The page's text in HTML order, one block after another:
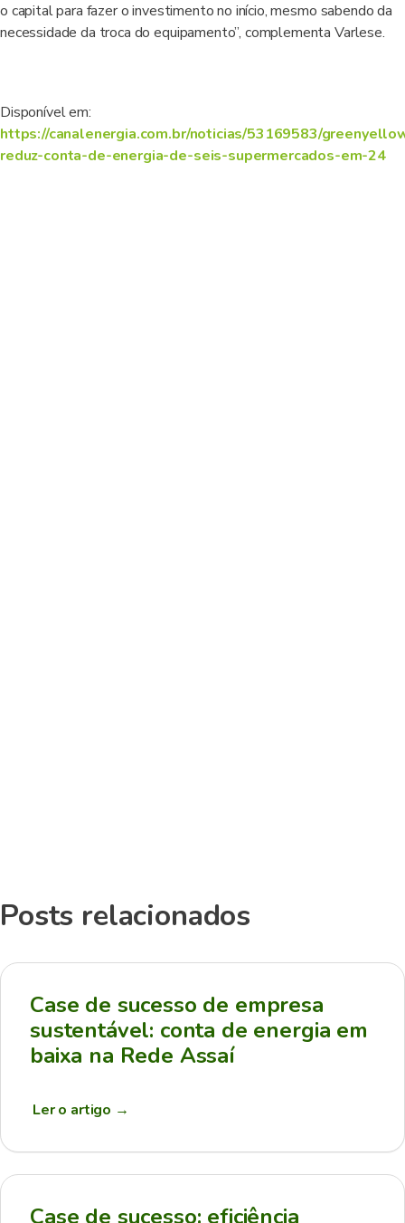
o capital para fazer o investimento no início, mesmo sabendo da
necessidade da troca do equipamento”, complementa Varlese.
Disponível em:
https://canalenergia.com.br/noticias/53169583/
reduz-conta-de-energia-de-seis-supermercados-em-24
Posts relacionados
Case de sucesso de empresa
sustentável: conta de energia em
baixa na Rede Assaí
Ler o artigo →
Case de sucesso: eficiência